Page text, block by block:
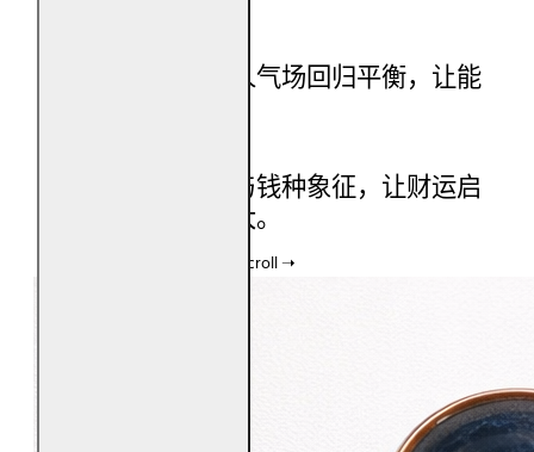
协助环境与个人气场回归平衡，让能
透过五行循环与钱种象征，让财运启
动、累积与放大。